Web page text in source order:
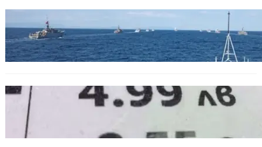
Нов минен ловец за българския флот
пристига до края на годината
БЪЛГАРИЯ
Левът изчезва от етикетите: Търговците